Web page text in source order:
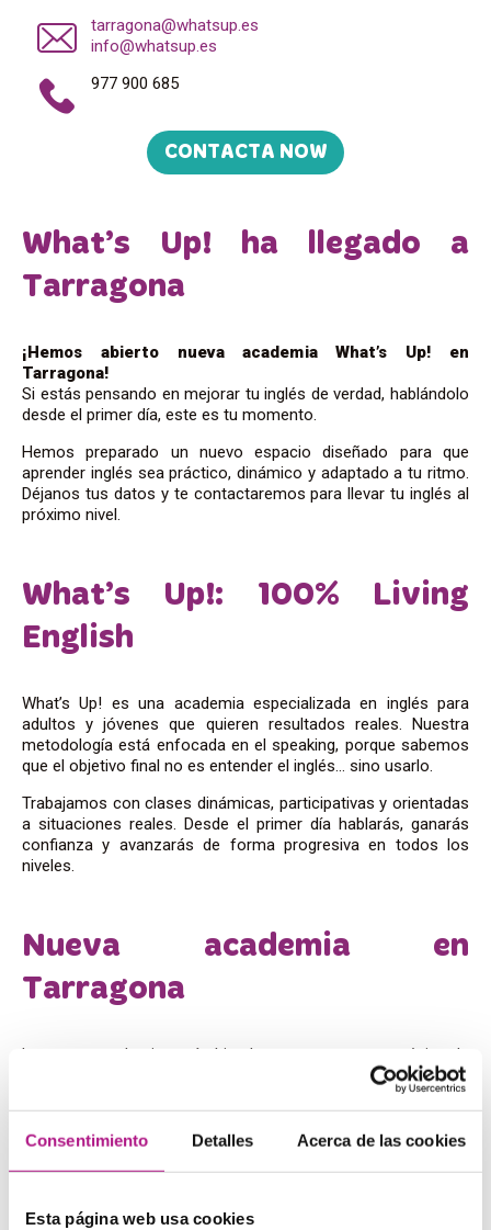
Consentimiento Detalles Acerca de las cookies
Esta página web usa cookies
tarragona@whatsup.es
info@whatsup.es
977 900 685
CONTACTA NOW
What’s Up! ha llegado a
Tarragona
¡Hemos abierto nueva academia What’s Up! en
Tarragona!
Si estás pensando en mejorar tu inglés de verdad, hablándolo
desde el primer día, este es tu momento.
Hemos preparado un nuevo espacio diseñado para que
aprender inglés sea práctico, dinámico y adaptado a tu ritmo.
Déjanos tus datos y te contactaremos para llevar tu inglés al
próximo nivel.
What’s Up!: 100% Living
English
What’s Up! es una academia especializada en inglés para
adultos y jóvenes que quieren resultados reales. Nuestra
metodología está enfocada en el speaking, porque sabemos
que el objetivo final no es entender el inglés… sino usarlo.
Trabajamos con clases dinámicas, participativas y orientadas
a situaciones reales. Desde el primer día hablarás, ganarás
confianza y avanzarás de forma progresiva en todos los
niveles.
Nueva academia en
Tarragona
La nueva academia está ubicada en una zona estratégica de
Tarragona, en pleno entorno céntrico y muy cercano a la
Rambla Nova y al Mercado Central, una de las áreas con más
vida de la ciudad.
rodeada de comercios, servicios y bien conectada por
acceso. Un entorno urbano, activo y lleno de vida, perfecto